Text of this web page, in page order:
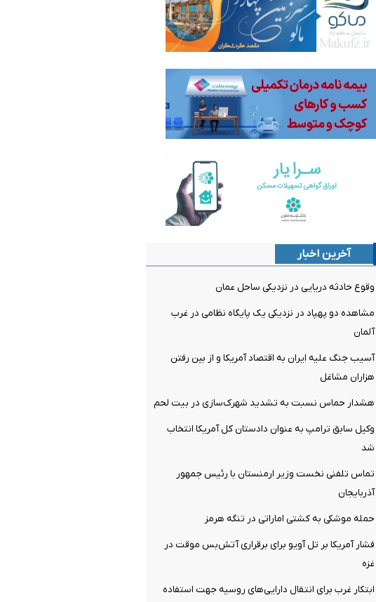
آخرین اخبار
وقوع حادثه دریایی در نزدیکی ساحل عمان
مشاهده دو پهپاد در نزدیکی یک پایگاه نظامی در غرب
آلمان
آسیب جنگ علیه ایران به اقتصاد آمریکا و از بین رفتن
هزاران مشاغل
هشدار حماس نسبت به تشدید شهرک‌سازی در بیت‌ لحم
وکیل سابق ترامپ به عنوان دادستان کل آمریکا انتخاب
شد
تماس تلفنی نخست وزیر ارمنستان با رئیس جمهور
آذربایجان
حمله موشکی به کشتی اماراتی در تنگه هرمز
فشار آمریکا بر تل ‌آویو برای برقراری آتش‌بس موقت در
غزه
ابتکار غرب برای انتقال دارایی‌های روسیه جهت استفاده